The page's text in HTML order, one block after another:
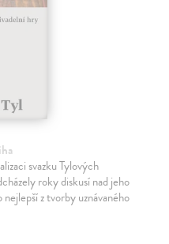
svazku Tylových
roky diskusí nad jeho
z tvorby uznávaného